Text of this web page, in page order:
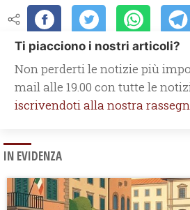
Ti piacciono i nostri articoli?
Non perderti le notizie più
mail alle 19.00 con tutte le
iscrivendoti alla nostra
IN EVIDENZA